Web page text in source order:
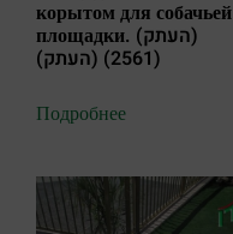
корытом для собачьей
площадки. (העתק)
(העתק) (2561)
Подробнее